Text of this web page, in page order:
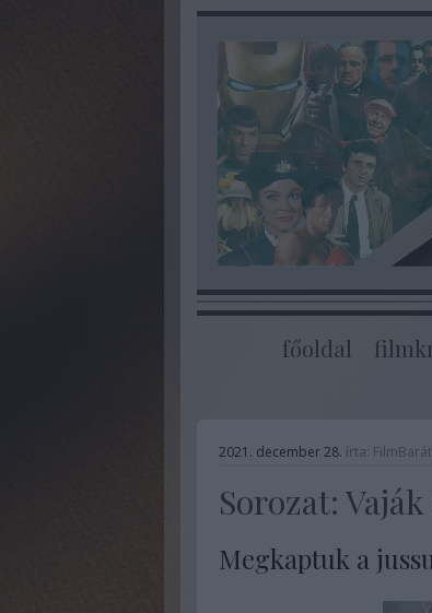
főoldal
2021. december 28. írta:
Sorozat: Vaják
Megkaptuk a